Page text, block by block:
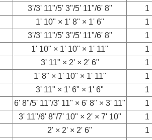
3'/3' 11"/5' 3"/5' 11"/6' 8"
1
1' 10" × 1' 8" × 1' 6"
1
3'/3' 11"/5' 3"/5' 11"/6' 8"
1
1' 10" × 1' 10" × 1' 11"
1
3' 11" × 2' × 2' 6"
1
1' 8" × 1' 10" × 1' 11"
1
3' 11" × 1' 6" × 1' 6" 1
6' 8"/5' 11"/3' 11" × 6' 8" × 3' 11"
1
3' 11"/6' 8"/7' 10" × 2' × 7' 10"
1
2' × 2' × 2' 6"
1